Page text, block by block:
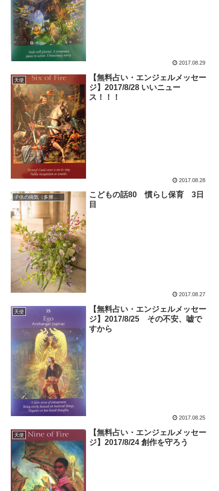
2017.08.29
天使
【無料占い・エンジェルメッセー
ジ】2017/8/28 いいニュー
ス！！！
2017.08.28
こどもの話80 慣らし保育 3日
目
2017.08.27
天使
【無料占い・エンジェルメッセー
ジ】2017/8/25 その不安、嘘で
すから
2017.08.25
天使
【無料占い・エンジェルメッセー
ジ】2017/8/24 創作を守ろう